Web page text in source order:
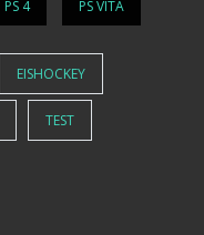
PS 4 PS VITA
EISHOCKEY
TEST